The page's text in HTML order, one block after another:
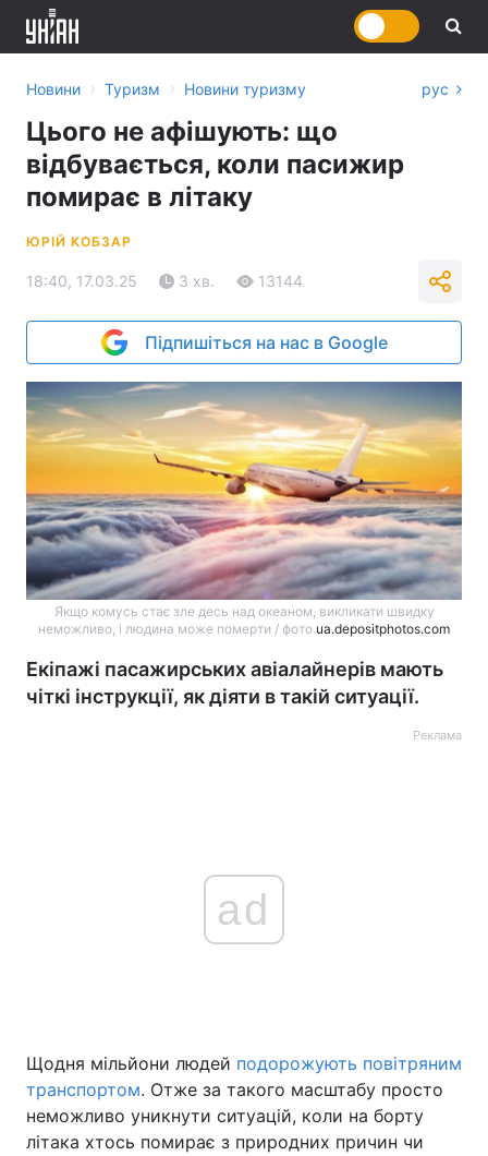
Головна Війна
Україна Політика
Новини › Туризм › Новини туризму рус
Цього не афішують: що
відбувається, коли пасижир
помирає в літаку
ЮРІЙ КОБЗАР
18:40, 17.03.25 3 хв. 13144
Підпишіться на нас в Google
Якщо комусь стає зле десь над океаном, викликати швидку
неможливо, і людина може померти / фото ua.depositphotos.com
Екіпажі пасажирських авіалайнерів мають
чіткі інструкції, як діяти в такій ситуації.
Реклама
ad
Щодня мільйони людей подорожують повітряним
транспортом. Отже за такого масштабу просто
неможливо уникнути ситуацій, коли на борту
літака хтось помирає з природних причин чи